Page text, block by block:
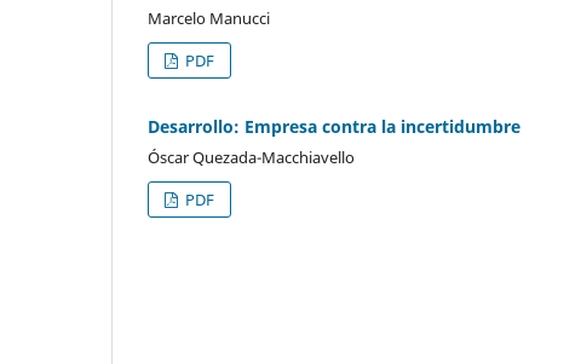
Marcelo Manucci
PDF
Desarrollo: Empresa contra la incertidumbre
Óscar Quezada-Macchiavello
PDF